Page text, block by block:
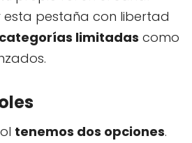
pestaña con libertad
limitadas como
tenemos dos opciones.